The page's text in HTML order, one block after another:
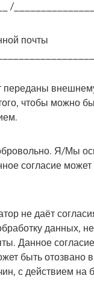
/
почты
переданы
чтобы можно
Я/Мы
согласие
не даёт
данных,
Данное
быть отозвано
с действием на